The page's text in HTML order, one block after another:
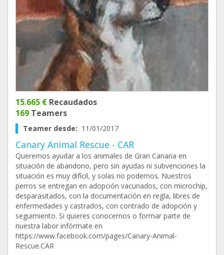
15.665 € Recaudados
169 Teamers
Teamer desde: 11/01/2017
Canary Animal Rescue - CAR
Queremos ayudar a los animales de Gran Canaria en
situación de abandono, pero sin ayudas ni subvenciones la
situación es muy difícil, y solas no podemos. Nuestros
perros se entregan en adopción vacunados, con microchip,
desparasitados, con la documentación en regla, libres de
enfermedades y castrados, con contrado de adopción y
seguimiento. Si quieres conocernos o formar parte de
nuestra labor infórmate en
https://www.facebook.com/pages/Canary-Animal-
Rescue.CAR